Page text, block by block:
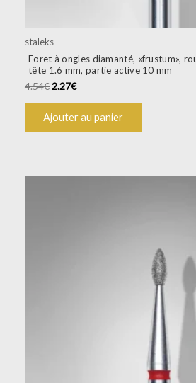
staleks
Foret à ongles diamanté, «frustum»,
tête 1.6 mm, partie active 10 mm
4.54€2.27€
Ajouter au panier